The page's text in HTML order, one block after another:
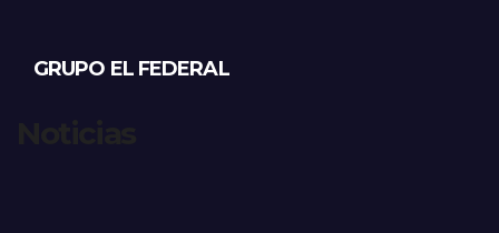
GRUPO EL FEDERAL